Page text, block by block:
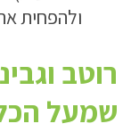
ולהפחית
רוטב
שמעל